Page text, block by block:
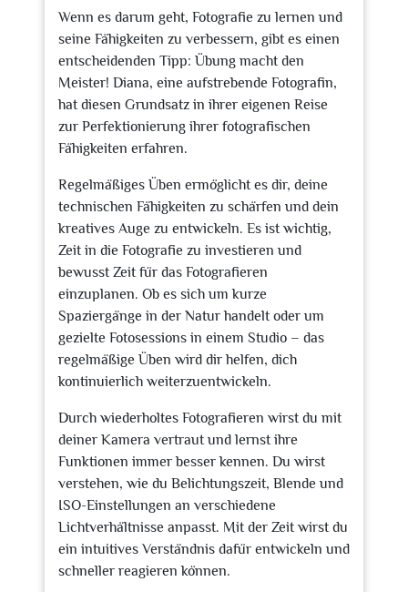
Wenn es darum geht, Fotografie zu lernen und
seine Fähigkeiten zu verbessern, gibt es einen
entscheidenden Tipp: Übung macht den
Meister! Diana, eine aufstrebende Fotografin,
hat diesen Grundsatz in ihrer eigenen Reise
zur Perfektionierung ihrer fotografischen
Fähigkeiten erfahren.
Regelmäßiges Üben ermöglicht es dir, deine
technischen Fähigkeiten zu schärfen und dein
kreatives Auge zu entwickeln. Es ist wichtig,
Zeit in die Fotografie zu investieren und
bewusst Zeit für das Fotografieren
einzuplanen. Ob es sich um kurze
Spaziergänge in der Natur handelt oder um
gezielte Fotosessions in einem Studio – das
regelmäßige Üben wird dir helfen, dich
kontinuierlich weiterzuentwickeln.
Durch wiederholtes Fotografieren wirst du mit
deiner Kamera vertraut und lernst ihre
Funktionen immer besser kennen. Du wirst
verstehen, wie du Belichtungszeit, Blende und
ISO-Einstellungen an verschiedene
Lichtverhältnisse anpasst. Mit der Zeit wirst du
ein intuitives Verständnis dafür entwickeln und
schneller reagieren können.